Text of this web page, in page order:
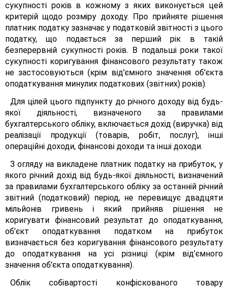
сукупності років в кожному з яких виконується цей
критерій щодо розміру доходу. Про прийняте рішення
платник податку зазначає у податковій звітності з цього
податку, що подається за перший рік в такій
безперервній сукупності років. В подальші роки такої
сукупності коригування фінансового результату також
не застосовуються (крім від'ємного значення об'єкта
оподаткування минулих податкових (звітних) років).
Для цілей цього підпункту до річного доходу від будь-
якої діяльності, визначеного за правилами
бухгалтерського обліку, включається дохід (виручка) від
реалізації продукції (товарів, робіт, послуг), інші
операційні доходи, фінансові доходи та інші доходи.
З огляду на викладене платник податку на прибуток, у
якого річний дохід від будь-якої діяльності, визначений
за правилами бухгалтерського обліку за останній річний
звітний (податковий) період, не перевищує двадцяти
мільйонів гривень і який прийняв рішення не
коригувати фінансовий результат до оподаткування,
об’єкт оподаткування податком на прибуток
визначається без коригування фінансового результату
до оподаткування на усі різниці (крім від’ємного
значення об’єкта оподаткування).
Облік собівартості конфіскованого товару